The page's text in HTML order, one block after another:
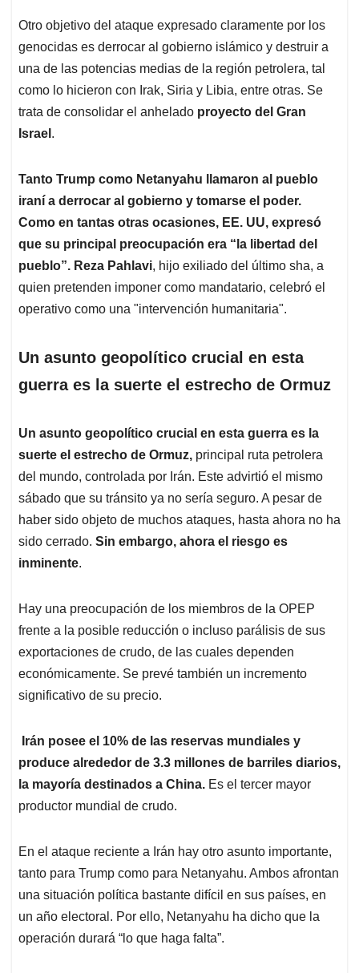
Otro objetivo del ataque expresado claramente por los
genocidas es derrocar al gobierno islámico y destruir a
una de las potencias medias de la región petrolera, tal
como lo hicieron con Irak, Siria y Libia, entre otras. Se
trata de consolidar el anhelado proyecto del Gran
Israel .
Tanto Trump como Netanyahu llamaron al pueblo
iraní a derrocar al gobierno y tomarse el poder.
Como en tantas otras ocasiones, EE. UU, expresó
que su principal preocupación era “la libertad del
pueblo”. Reza Pahlavi, hijo exiliado del último sha, a
quien pretenden imponer como mandatario, celebró el
operativo como una "intervención humanitaria".
Un asunto geopolítico crucial en esta
guerra es la suerte el estrecho de Ormuz
Un asunto geopolítico crucial en esta guerra es la
suerte el estrecho de Ormuz, principal ruta petrolera
del mundo, controlada por Irán. Este advirtió el mismo
sábado que su tránsito ya no sería seguro. A pesar de
haber sido objeto de muchos ataques, hasta ahora no ha
sido cerrado. Sin embargo, ahora el riesgo es
inminente.
Hay una preocupación de los miembros de la OPEP
frente a la posible reducción o incluso parálisis de sus
exportaciones de crudo, de las cuales dependen
económicamente. Se prevé también un incremento
significativo de su precio.
Irán posee el 10% de las reservas mundiales y
produce alrededor de 3.3 millones de barriles diarios,
la mayoría destinados a China. Es el tercer mayor
productor mundial de crudo.
En el ataque reciente a Irán hay otro asunto importante,
tanto para Trump como para Netanyahu. Ambos afrontan
una situación política bastante difícil en sus países, en
un año electoral. Por ello, Netanyahu ha dicho que la
operación durará “lo que haga falta”.